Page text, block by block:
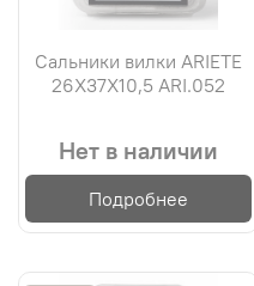
Сальники вилки ARIETE
26X37X10,5 ARI.052
Нет в наличии
Подробнее